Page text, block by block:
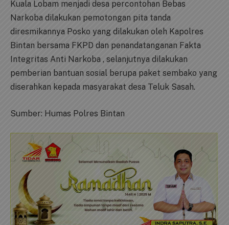
Kuala Lobam menjadi desa percontohan Bebas
Narkoba dilakukan pemotongan pita tanda
diresmikannya Posko yang dilakukan oleh Kapolres
Bintan bersama FKPD dan penandatanganan Fakta
Integritas Anti Narkoba , selanjutnya dilakukan
pemberian bantuan sosial berupa paket sembako yang
diserahkan kepada masyarakat desa Teluk Sasah.
Sumber: Humas Polres Bintan